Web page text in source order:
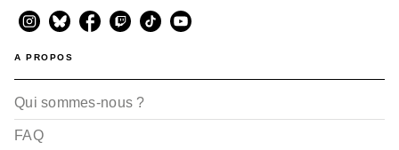
A PROPOS
Qui sommes-nous ?
FAQ